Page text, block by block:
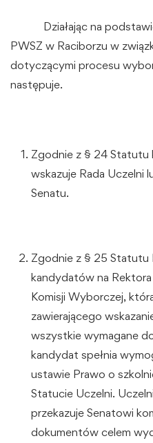
Działając na
PWSZ w Raciborzu w
dotyczącymi procesu
następuje.
Zgodnie z § 24 Statutu
wskazuje Rada Uczelni
Senatu.
Zgodnie z § 25 Statutu
kandydatów na Rektora
Komisji Wyborczej,
zawierającego
wszystkie wymagane
kandydat spełnia
ustawie Prawo o
Statucie Uczelni.
przekazuje Senatowi
dokumentów celem